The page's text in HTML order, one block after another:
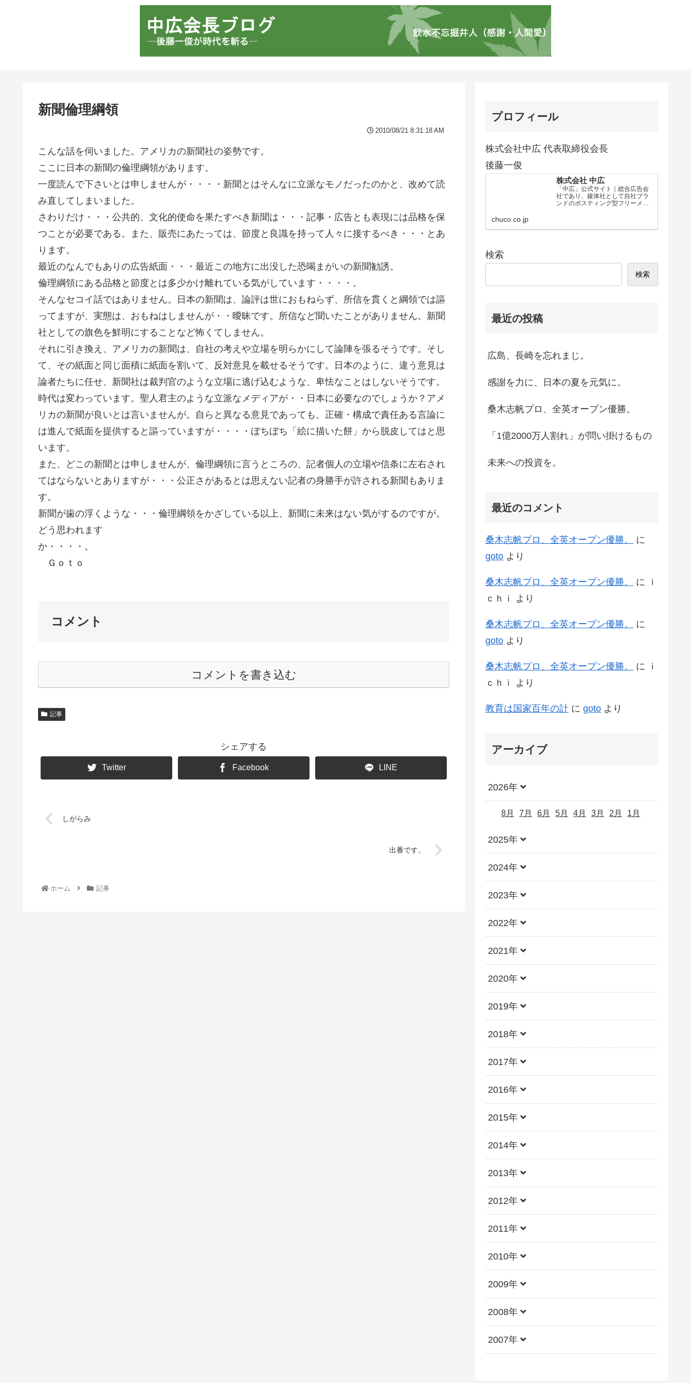
新聞倫理綱領
2010/08/21 8:31:18 AM
こんな話を伺いました。アメリカの新聞社の姿勢です。
ここに日本の新聞の倫理綱領があります。
一度読んで下さいとは申しませんが・・・・新聞とはそんなに立派なモノだったのかと、改めて読
み直してしまいました。
さわりだけ・・・公共的、文化的使命を果たすべき新聞は・・・記事・広告とも表現には品格を保
つことが必要である。また、販売にあたっては、節度と良識を持って人々に接するべき・・・とあ
ります。
最近のなんでもありの広告紙面・・・最近この地方に出没した恐喝まがいの新聞勧誘。
倫理綱領にある品格と節度とは多少かけ離れている気がしています・・・・。
そんなセコイ話ではありません。日本の新聞は、論評は世におもねらず、所信を貫くと綱領では謳
ってますが、実態は、おもねはしませんが・・曖昧です。所信など聞いたことがありません。新聞
社としての旗色を鮮明にすることなど怖くてしません。
それに引き換え、アメリカの新聞は、自社の考えや立場を明らかにして論陣を張るそうです。そし
て、その紙面と同じ面積に紙面を割いて、反対意見を載せるそうです。日本のように、違う意見は
論者たちに任せ、新聞社は裁判官のような立場に逃げ込むような、卑怯なことはしないそうです。
時代は変わっています。聖人君主のような立派なメディアが・・日本に必要なのでしょうか？アメ
リカの新聞が良いとは言いませんが。自らと異なる意見であっても、正確・構成で責任ある言論に
は進んで紙面を提供すると謳っていますが・・・・ぼちぼち「絵に描いた餅」から脱皮してはと思
います。
また、どこの新聞とは申しませんが、倫理綱領に言うところの、記者個人の立場や信条に左右され
てはならないとありますが・・・公正さがあるとは思えない記者の身勝手が許される新聞もありま
す。
新聞が歯の浮くような・・・倫理綱領をかざしている以上、新聞に未来はない気がするのですが。
どう思われます
か・・・・。
Ｇｏｔｏ
コメント
コメントを書き込む
記事
シェアする
Twitter Facebook LINE
しがらみ
出番です。
ホーム 記事
プロフィール
株式会社中広 代表取締役会長
後藤一俊
株式会社 中広
「中広」公式サイト｜総合広告会
社であり、媒体社として自社ブラ
ンドのポスティング型フリーメデ
chuco.co.jp
検索
検索
最近の投稿
広島、長崎を忘れまじ。
感謝を力に、日本の夏を元気に。
桑木志帆プロ、全英オープン優勝。
「1億2000万人割れ」が問い掛けるもの
未来への投資を。
最近のコメント
桑木志帆プロ、全英オープン優勝。
に
goto より
桑木志帆プロ、全英オープン優勝。 に
ｉ
ｃｈｉ
より
桑木志帆プロ、全英オープン優勝。
に
goto より
桑木志帆プロ、全英オープン優勝。 に
ｉ
ｃｈｉ
より
教育は国家百年の計 に goto より
アーカイブ
2026年
8月 7月 6月 5月 4月 3月 2月 1月
2025年
2024年
2023年
2022年
2021年
2020年
2019年
2018年
2017年
2016年
2015年
2014年
2013年
2012年
2011年
2010年
2009年
2008年
2007年